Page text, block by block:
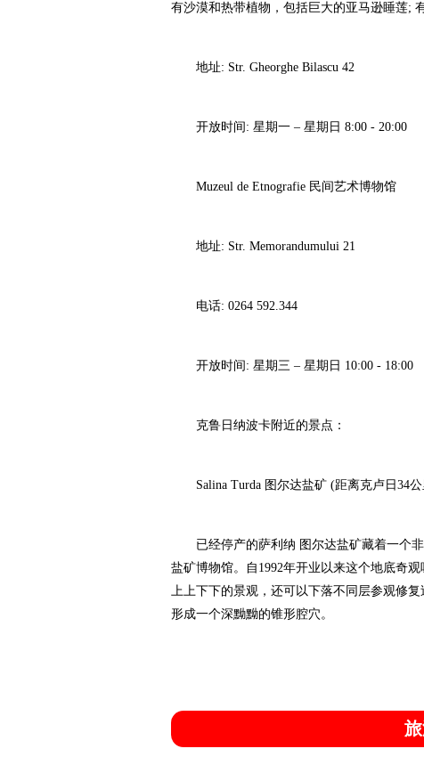
有沙漠和热带植物，包括巨大的亚马逊睡莲;
地址: Str. Gheorghe Bilascu 42
开放时间: 星期一 – 星期日 8:00 - 20:00
Muzeul de Etnografie 民间艺术博物馆
地址: Str. Memorandumului 21
电话: 0264 592.344
开放时间: 星期三 – 星期日 10:00 - 18:00
克鲁日纳波卡附近的景点：
Salina Turda 图尔达盐矿 (距离克卢日34公
已经停产的萨利纳 图尔达盐矿藏着一个非
盐矿博物馆。自1992年开业以来这个地底奇
上上下下的景观，还可以下落不同层参观修
形成一个深黝黝的锥形腔穴。